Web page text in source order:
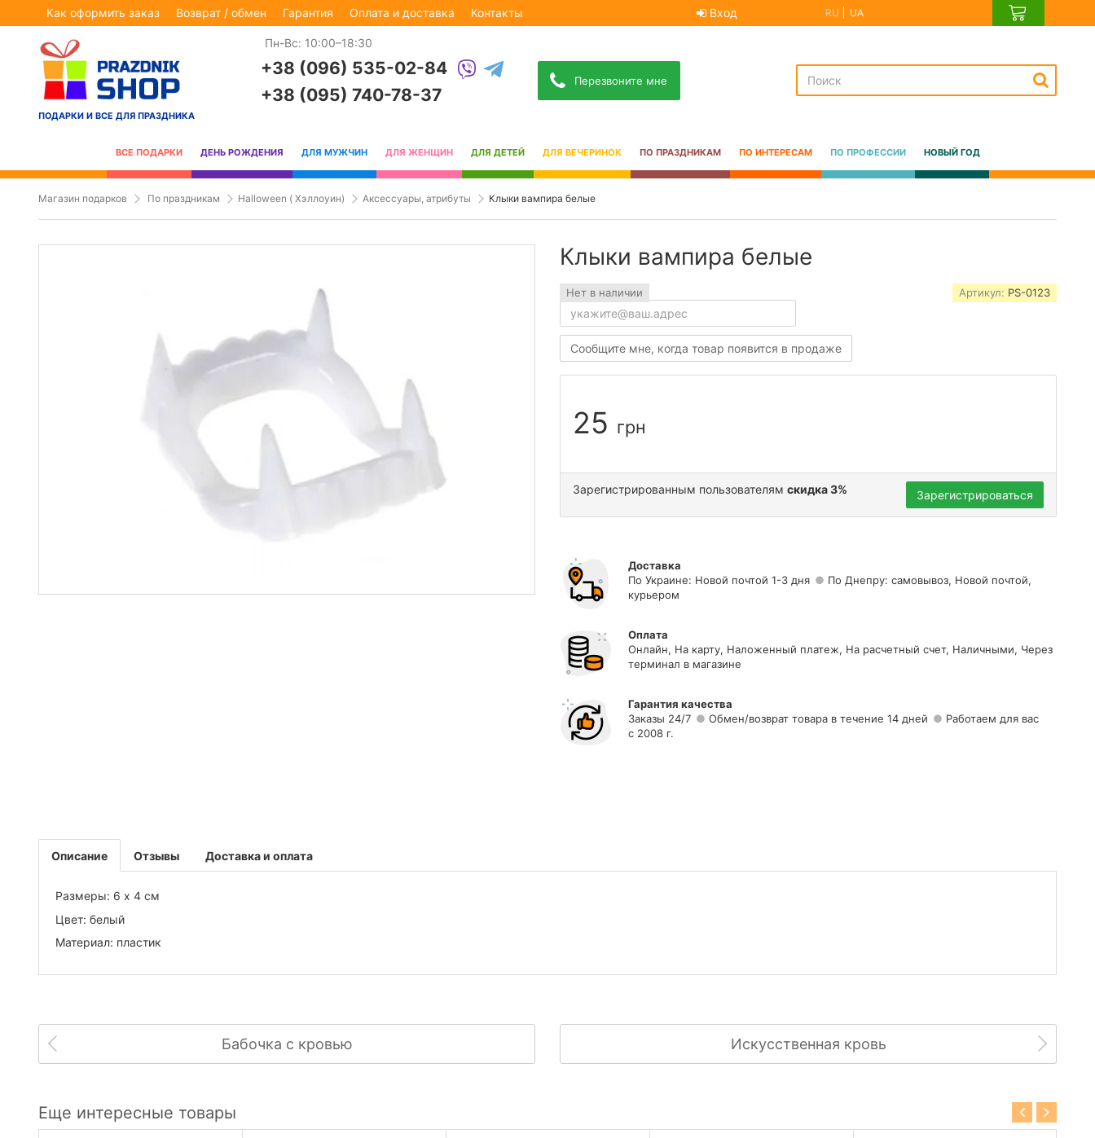
Как оформить заказ Возврат / обмен Гарантия Оплата и доставка Контакты Вход RU UA
ПОДАРКИ И ВСЕ ДЛЯ ПРАЗДНИКА
Пн-Вс: 10:00–18:30
+38 (096) 535-02-84
+38 (095) 740-78-37
Перезвоните мне
ВСЕ ПОДАРКИ ДЕНЬ РОЖДЕНИЯ ДЛЯ МУЖЧИН ДЛЯ ЖЕНЩИН ДЛЯ ДЕТЕЙ ДЛЯ ВЕЧЕРИНОК ПО ПРАЗДНИКАМ ПО ИНТЕРЕСАМ ПО ПРОФЕССИИ НОВЫЙ ГОД
Магазин подарков По праздникам Halloween ( Хэллоуин) Аксессуары, атрибуты Клыки вампира белые
Клыки вампира белые
Нет в наличии
Сообщите мне, когда товар появится в продаже
Артикул: PS-0123
25 грн
Зарегистрированным пользователям скидка 3% Зарегистрироваться
Доставка
По Украине: Новой почтой 1-3 дня
По Днепру: самовывоз, Новой почтой,
курьером
Оплата
Онлайн, На карту, Наложенный платеж, На расчетный счет, Наличными, Через
терминал в магазине
Гарантия качества
Заказы 24/7
Обмен/возврат товара в течение 14 дней
Работаем для вас
с 2008 г.
Описание
Размеры: 6 х 4 см
Цвет: белый
Материал: пластик
Отзывы Доставка и оплата
Бабочка с кровью Искусственная кровь
Еще интересные товары